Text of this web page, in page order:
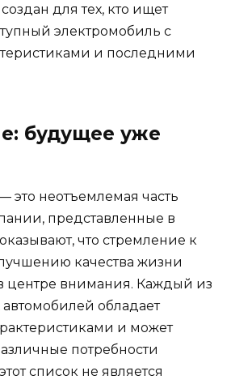
для тех, кто ищет
электромобиль с
и последними
будущее уже
это неотъемлемая часть
представленные в
что стремление к
качества жизни
центре внимания. Каждый из
обладает
и может
потребности
список не является